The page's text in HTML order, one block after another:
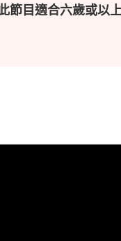
節目適合六歲或以